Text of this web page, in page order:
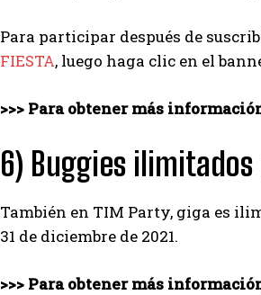
Para participar después de
FIESTA, luego haga clic en el
>>> Para obtener más
6) Buggies
También en TIM Party, giga es
31 de diciembre de 2021.
>>> Para obtener más